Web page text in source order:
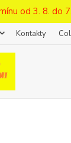
od 3. 8. do
Kontakty